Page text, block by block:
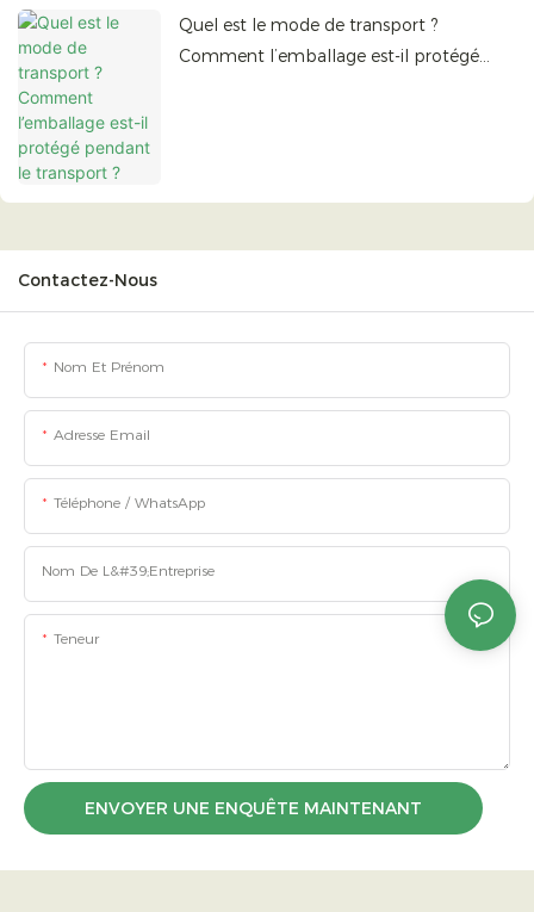
Quel est le mode de transport ?
Comment l’emballage est-il protégé
Contactez-Nous
Nom Et Prénom
Adresse Email
Téléphone / WhatsApp
Nom De L&#39;entreprise
Teneur
ENVOYER UNE ENQUÊTE MAINTENANT